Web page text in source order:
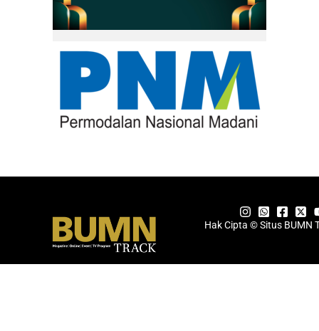
Hak Cipta © Situs BUMN